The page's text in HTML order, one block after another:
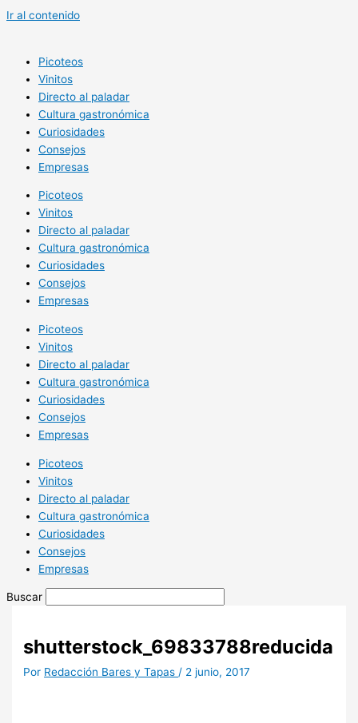
Ir al contenido
Picoteos
Vinitos
Directo al paladar
Cultura gastronómica
Curiosidades
Consejos
Empresas
Picoteos
Vinitos
Directo al paladar
Cultura gastronómica
Curiosidades
Consejos
Empresas
Picoteos
Vinitos
Directo al paladar
Cultura gastronómica
Curiosidades
Consejos
Empresas
Picoteos
Vinitos
Directo al paladar
Cultura gastronómica
Curiosidades
Consejos
Empresas
Buscar
shutterstock_69833788reducida
Por Redacción Bares y Tapas/ 2 junio, 2017